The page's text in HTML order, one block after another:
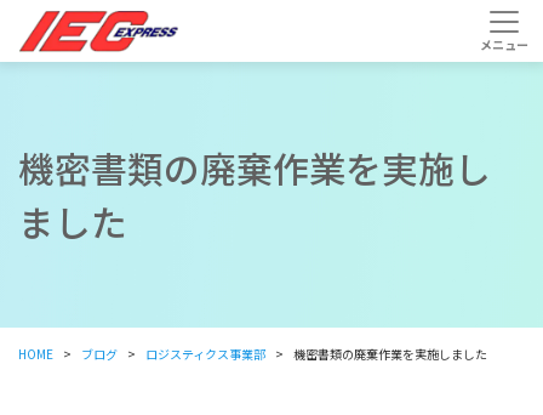
機密書類の廃棄作業を実施し
ました
HOME ブログ ロジスティクス事業部 機密書類の廃棄作業を実施しました